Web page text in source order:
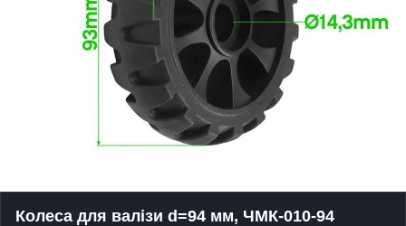
Колеса для валізи d=94 мм, ЧМК-010-94